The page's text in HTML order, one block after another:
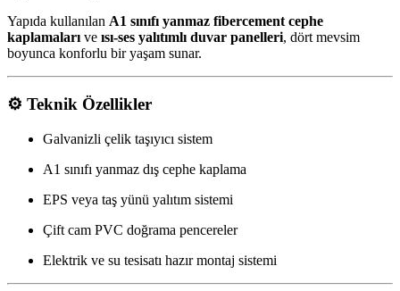
Yapıda kullanılan A1 sınıfı yanmaz fibercement cephe
kaplamaları ve ısı-ses yalıtımlı duvar panelleri, dört mevsim
boyunca konforlu bir yaşam sunar.
⚙️ Teknik Özellikler
Galvanizli çelik taşıyıcı sistem
A1 sınıfı yanmaz dış cephe kaplama
EPS veya taş yünü yalıtım sistemi
Çift cam PVC doğrama pencereler
Elektrik ve su tesisatı hazır montaj sistemi